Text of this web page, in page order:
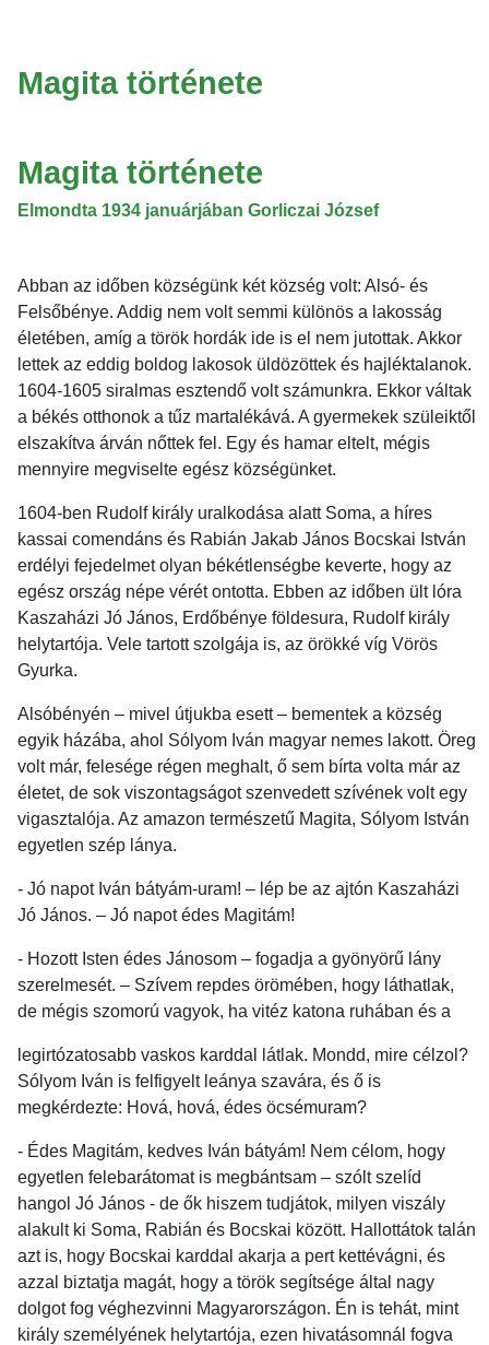
Magita története
Magita története
Elmondta 1934 januárjában Gorliczai József
Abban az időben községünk két község volt: Alsó- és
Felsőbénye. Addig nem volt semmi különös a lakosság
életében, amíg a török hordák ide is el nem jutottak. Akkor
lettek az eddig boldog lakosok üldözöttek és hajléktalanok.
1604-1605 siralmas esztendő volt számunkra. Ekkor váltak
a békés otthonok a tűz martalékává. A gyermekek szüleiktől
elszakítva árván nőttek fel. Egy és hamar eltelt, mégis
mennyire megviselte egész községünket.
1604-ben Rudolf király uralkodása alatt Soma, a híres
kassai comendáns és Rabián Jakab János Bocskai István
erdélyi fejedelmet olyan békétlenségbe keverte, hogy az
egész ország népe vérét ontotta. Ebben az időben ült lóra
Kaszaházi Jó János, Erdőbénye földesura, Rudolf király
helytartója. Vele tartott szolgája is, az örökké víg Vörös
Gyurka.
Alsóbényén – mivel útjukba esett – bementek a község
egyik házába, ahol Sólyom Iván magyar nemes lakott. Öreg
volt már, felesége régen meghalt, ő sem bírta volta már az
életet, de sok viszontagságot szenvedett szívének volt egy
vigasztalója. Az amazon természetű Magita, Sólyom István
egyetlen szép lánya.
- Jó napot Iván bátyám-uram! – lép be az ajtón Kaszaházi
Jó János. – Jó napot édes Magitám!
- Hozott Isten édes Jánosom – fogadja a gyönyörű lány
szerelmesét. – Szívem repdes örömében, hogy láthatlak,
de mégis szomorú vagyok, ha vitéz katona ruhában és a
legirtózatosabb vaskos karddal látlak. Mondd, mire célzol?
Sólyom Iván is felfigyelt leánya szavára, és ő is
megkérdezte: Hová, hová, édes öcsémuram?
- Édes Magitám, kedves Iván bátyám! Nem célom, hogy
egyetlen felebarátomat is megbántsam – szólt szelíd
hangol Jó János - de ők hiszem tudjátok, milyen viszály
alakult ki Soma, Rabián és Bocskai között. Hallottátok talán
azt is, hogy Bocskai karddal akarja a pert kettévágni, és
azzal biztatja magát, hogy a török segítsége által nagy
dolgot fog véghezvinni Magyarországon. Én is tehát, mint
király személyének helytartója, ezen hivatásomnál fogva